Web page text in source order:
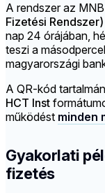
A rendszer az
Fizetési Rendszer)
nap 24 órájában,
teszi a
magyarországi
A QR-kód
HCT Inst
működést minden
Gyakorlati
fizetés